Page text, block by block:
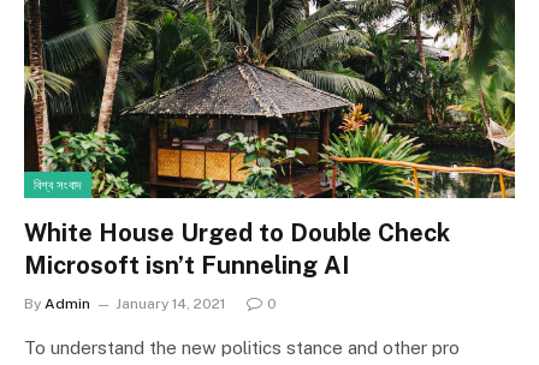
বিশ্ব সংবাদ
White House Urged to Double Check
Microsoft isn’t Funneling AI
By Admin January 14, 2021 0
To understand the new politics stance and other pro